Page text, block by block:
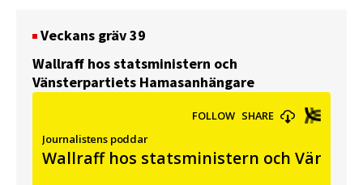
Veckans gräv 39
Wallraff hos statsministern och
Vänsterpartiets Hamasanhängare